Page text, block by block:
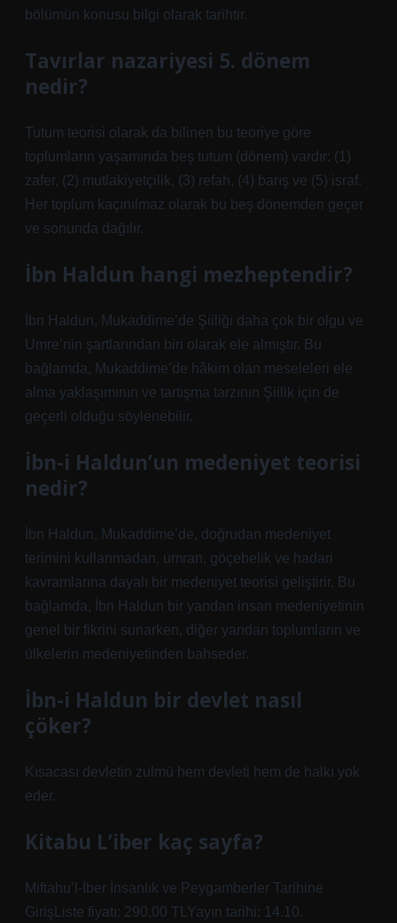
bölümün konusu bilgi olarak tarihtir.
Tavırlar nazariyesi 5. dönem
nedir?
Tutum teorisi olarak da bilinen bu teoriye göre
toplumların yaşamında beş tutum (dönem) vardır: (1)
zafer, (2) mutlakiyetçilik, (3) refah, (4) barış ve (5) israf.
Her toplum kaçınılmaz olarak bu beş dönemden geçer
ve sonunda dağılır.
İbn Haldun hangi mezheptendir?
İbn Haldun, Mukaddime’de Şiiliği daha çok bir olgu ve
Umre’nin şartlarından biri olarak ele almıştır. Bu
bağlamda, Mukaddime’de hâkim olan meseleleri ele
alma yaklaşımının ve tartışma tarzının Şiilik için de
geçerli olduğu söylenebilir.
İbn-i Haldun’un medeniyet teorisi
nedir?
İbn Haldun, Mukaddime’de, doğrudan medeniyet
terimini kullanmadan, umran, göçebelik ve hadari
kavramlarına dayalı bir medeniyet teorisi geliştirir. Bu
bağlamda, İbn Haldun bir yandan insan medeniyetinin
genel bir fikrini sunarken, diğer yandan toplumların ve
ülkelerin medeniyetinden bahseder.
İbn-i Haldun bir devlet nasıl
çöker?
Kısacası devletin zulmü hem devleti hem de halkı yok
eder.
Kitabu L’iber kaç sayfa?
Miftahu’l-İber İnsanlık ve Peygamberler Tarihine
GirişListe fiyatı: 290,00 TLYayın tarihi: 14.10.